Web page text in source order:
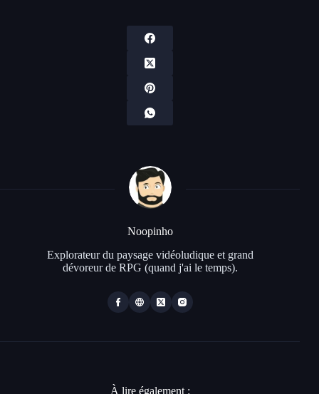
Noopinho
Explorateur du paysage vidéoludique et grand
dévoreur de RPG (quand j'ai le temps).
À lire également :